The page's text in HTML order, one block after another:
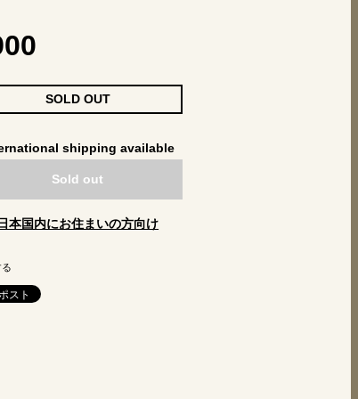
SOLD OUT
shipping available
Sold out
日本国内にお住まいの方向け